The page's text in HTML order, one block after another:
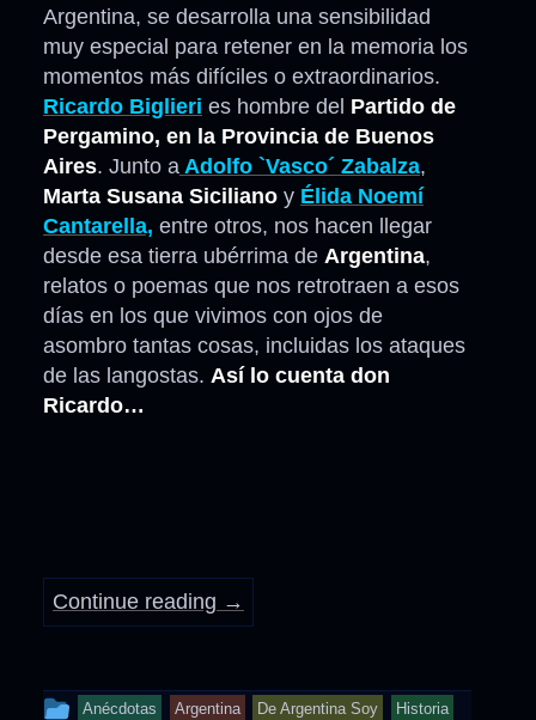
Argentina, se desarrolla una sensibilidad
muy especial para retener en la memoria los
momentos más difíciles o extraordinarios.
Ricardo Biglieri es hombre del Partido de
Pergamino, en la Provincia de Buenos
Aires. Junto a Adolfo `Vasco´ Zabalza,
Marta Susana Siciliano y Élida Noemí
Cantarella, entre otros, nos hacen llegar
desde esa tierra ubérrima de Argentina,
relatos o poemas que nos retrotraen a esos
días en los que vivimos con ojos de
asombro tantas cosas, incluidas los ataques
de las langostas. Así lo cuenta don
Ricardo…
Continue reading →
This
Anécdotas Argentina De Argentina Soy Historia